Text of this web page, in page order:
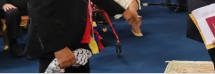
La mayoría de bonos de la Patria se entregan por la plataforma